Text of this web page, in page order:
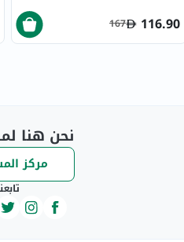
116.90
167
نحن هنا
مركز